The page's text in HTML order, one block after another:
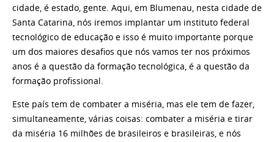
cidade, é estado, gente. Aqui, em Blumenau, nesta cidade de
Santa Catarina, nós iremos implantar um instituto federal
tecnológico de educação e isso é muito importante porque
um dos maiores desafios que nós vamos ter nos próximos
anos é a questão da formação tecnológica, é a questão da
formação profissional.
Este país tem de combater a miséria, mas ele tem de fazer,
simultaneamente, várias coisas: combater a miséria e tirar
da miséria 16 milhões de brasileiros e brasileiras, e nós